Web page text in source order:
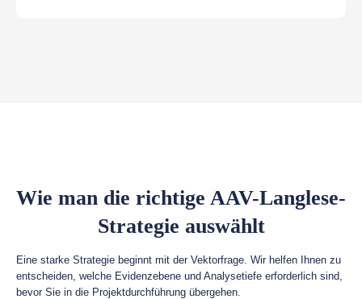
Wie man die richtige AAV-Langlese-
Strategie auswählt
Eine starke Strategie beginnt mit der Vektorfrage. Wir helfen Ihnen zu
entscheiden, welche Evidenzebene und Analysetiefe erforderlich sind,
bevor Sie in die Projektdurchführung übergehen.